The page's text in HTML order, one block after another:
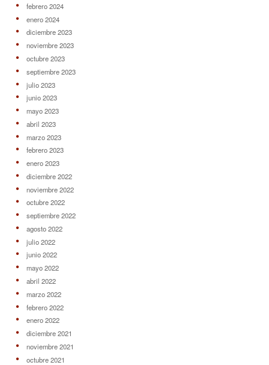
febrero 2024
enero 2024
diciembre 2023
noviembre 2023
octubre 2023
septiembre 2023
julio 2023
junio 2023
mayo 2023
abril 2023
marzo 2023
febrero 2023
enero 2023
diciembre 2022
noviembre 2022
octubre 2022
septiembre 2022
agosto 2022
julio 2022
junio 2022
mayo 2022
abril 2022
marzo 2022
febrero 2022
enero 2022
diciembre 2021
noviembre 2021
octubre 2021